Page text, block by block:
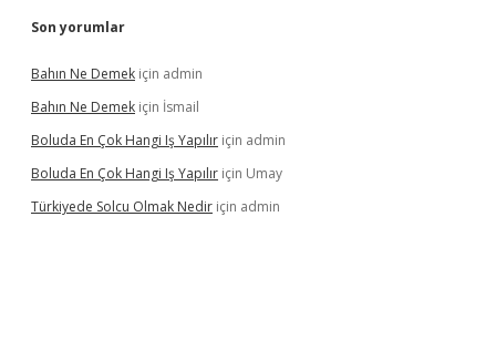
Son yorumlar
Bahın Ne Demek için admin
Bahın Ne Demek için İsmail
Boluda En Çok Hangi Iş Yapılır için admin
Boluda En Çok Hangi Iş Yapılır için Umay
Türkiyede Solcu Olmak Nedir için admin